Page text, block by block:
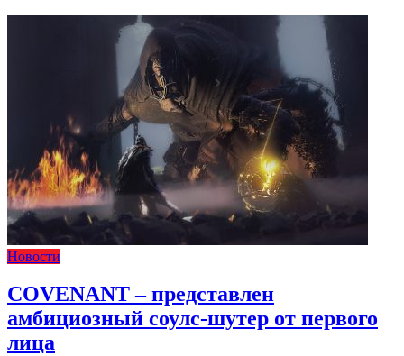
Новости
COVENANT – представлен
амбициозный соулс-шутер от первого
лица